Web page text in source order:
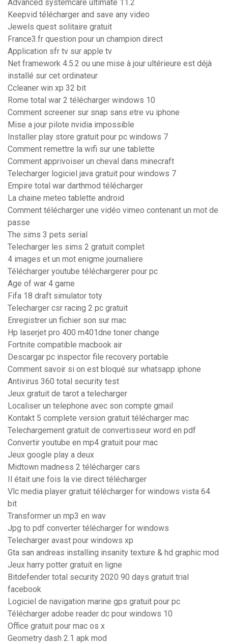
Advanced systemcare ultimate 11.2
Keepvid télécharger and save any video
Jewels quest solitaire gratuit
France3.fr question pour un champion direct
Application sfr tv sur apple tv
Net framework 4.5.2 ou une mise à jour ultérieure est déjà
installé sur cet ordinateur
Ccleaner win xp 32 bit
Rome total war 2 télécharger windows 10
Comment screener sur snap sans etre vu iphone
Mise a jour pilote nvidia impossible
Installer play store gratuit pour pc windows 7
Comment remettre la wifi sur une tablette
Comment apprivoiser un cheval dans minecraft
Telecharger logiciel java gratuit pour windows 7
Empire total war darthmod télécharger
La chaine meteo tablette android
Comment télécharger une vidéo vimeo contenant un mot de
passe
The sims 3 pets serial
Telecharger les sims 2 gratuit complet
4 images et un mot enigme journaliere
Télécharger youtube téléchargerer pour pc
Age of war 4 game
Fifa 18 draft simulator toty
Telecharger csr racing 2 pc gratuit
Enregistrer un fichier son sur mac
Hp laserjet pro 400 m401dne toner change
Fortnite compatible macbook air
Descargar pc inspector file recovery portable
Comment savoir si on est bloqué sur whatsapp iphone
Antivirus 360 total security test
Jeux gratuit de tarot a telecharger
Localiser un telephone avec son compte gmail
Kontakt 5 complete version gratuit télécharger mac
Telechargement gratuit de convertisseur word en pdf
Convertir youtube en mp4 gratuit pour mac
Jeux google play a deux
Midtown madness 2 télécharger cars
Il était une fois la vie direct télécharger
Vlc media player gratuit télécharger for windows vista 64
bit
Transformer un mp3 en wav
Jpg to pdf converter télécharger for windows
Telecharger avast pour windows xp
Gta san andreas installing insanity texture & hd graphic mod
Jeux harry potter gratuit en ligne
Bitdefender total security 2020 90 days gratuit trial
facebook
Logiciel de navigation marine gps gratuit pour pc
Télécharger adobe reader dc pour windows 10
Office gratuit pour mac os x
Geometry dash 2.1 apk mod